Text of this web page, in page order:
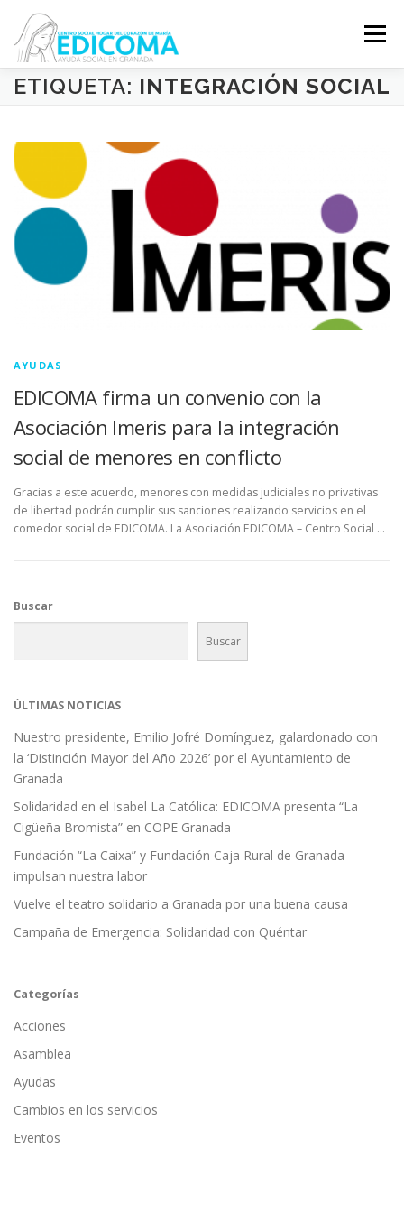
contenido
Menú
VOLUNTARIADO COLABORA
ETIQUETA: INTEGRACIÓN SOCIAL
AYUDAS
EDICOMA firma un convenio con la
Asociación Imeris para la integración
social de menores en conflicto
Gracias a este acuerdo, menores con medidas judiciales no privativas
de libertad podrán cumplir sus sanciones realizando servicios en el
comedor social de EDICOMA. La Asociación EDICOMA – Centro Social …
Buscar
Buscar
ÚLTIMAS NOTICIAS
Nuestro presidente, Emilio Jofré Domínguez, galardonado con
la ‘Distinción Mayor del Año 2026’ por el Ayuntamiento de
Granada
Solidaridad en el Isabel La Católica: EDICOMA presenta “La
Cigüeña Bromista” en COPE Granada
Fundación “La Caixa” y Fundación Caja Rural de Granada
impulsan nuestra labor
Vuelve el teatro solidario a Granada por una buena causa
Campaña de Emergencia: Solidaridad con Quéntar
Categorías
Acciones
Asamblea
Ayudas
Cambios en los servicios
Eventos